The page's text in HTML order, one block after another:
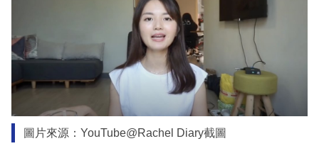
圖片來源：YouTube@Rachel Diary截圖